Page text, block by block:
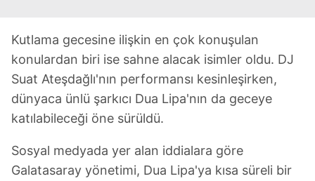
Kutlama gecesine ilişkin en çok konuşulan
konulardan biri ise sahne alacak isimler oldu. DJ
Suat Ateşdağlı'nın performansı kesinleşirken,
dünyaca ünlü şarkıcı Dua Lipa'nın da geceye
katılabileceği öne sürüldü.
Sosyal medyada yer alan iddialara göre
Galatasaray yönetimi, Dua Lipa'ya kısa süreli bir